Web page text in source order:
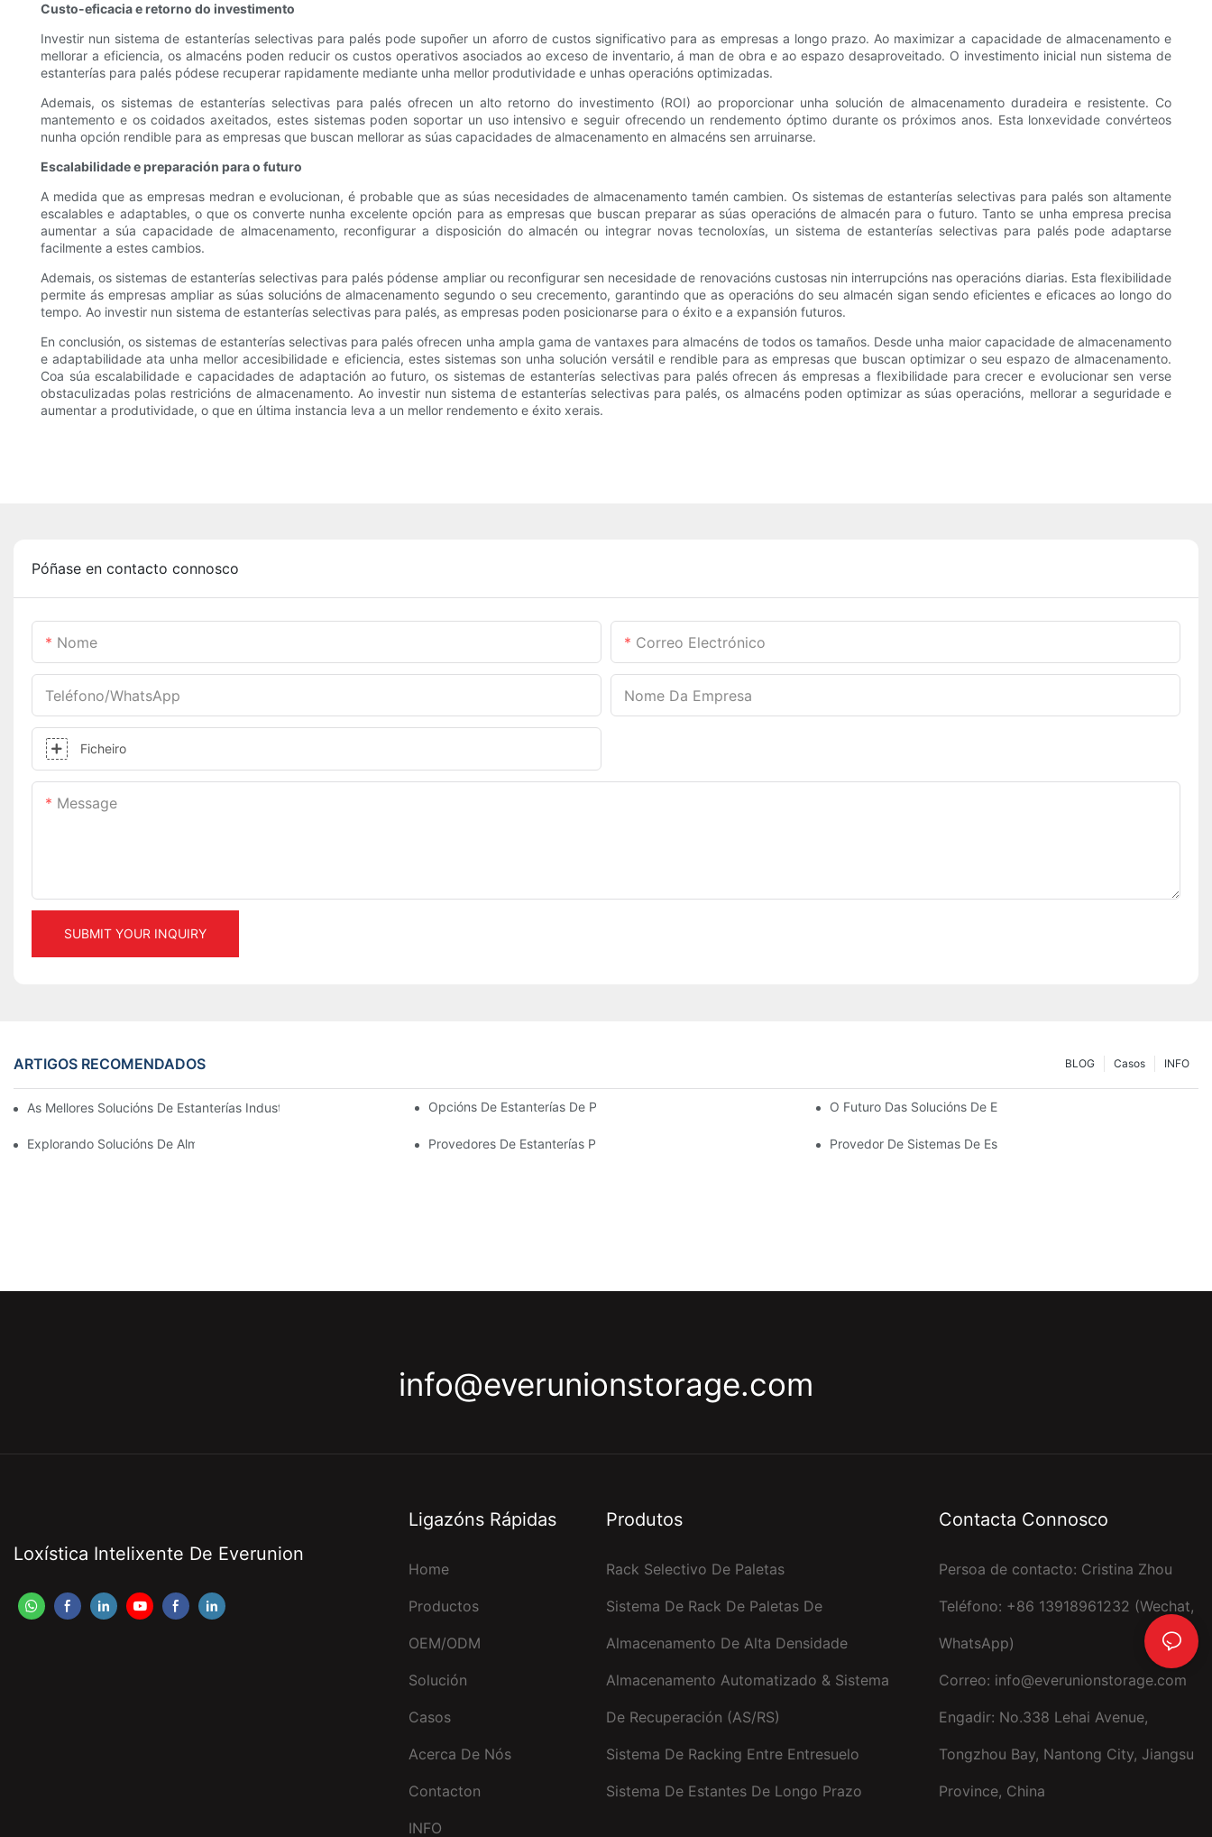
Custo-eficacia e retorno do investimento
Investir nun sistema de estanterías selectivas para palés pode supoñer un aforro de custos significativo para as empresas a longo prazo. Ao maximizar a capacidade de almacenamento e
mellorar a eficiencia, os almacéns poden reducir os custos operativos asociados ao exceso de inventario, á man de obra e ao espazo desaproveitado. O investimento inicial nun sistema de
estanterías para palés pódese recuperar rapidamente mediante unha mellor produtividade e unhas operacións optimizadas.
Ademais, os sistemas de estanterías selectivas para palés ofrecen un alto retorno do investimento (ROI) ao proporcionar unha solución de almacenamento duradeira e resistente. Co
mantemento e os coidados axeitados, estes sistemas poden soportar un uso intensivo e seguir ofrecendo un rendemento óptimo durante os próximos anos. Esta lonxevidade convérteos
nunha opción rendible para as empresas que buscan mellorar as súas capacidades de almacenamento en almacéns sen arruinarse.
Escalabilidade e preparación para o futuro
A medida que as empresas medran e evolucionan, é probable que as súas necesidades de almacenamento tamén cambien. Os sistemas de estanterías selectivas para palés son altamente
escalables e adaptables, o que os converte nunha excelente opción para as empresas que buscan preparar as súas operacións de almacén para o futuro. Tanto se unha empresa precisa
aumentar a súa capacidade de almacenamento, reconfigurar a disposición do almacén ou integrar novas tecnoloxías, un sistema de estanterías selectivas para palés pode adaptarse
facilmente a estes cambios.
Ademais, os sistemas de estanterías selectivas para palés pódense ampliar ou reconfigurar sen necesidade de renovacións custosas nin interrupcións nas operacións diarias. Esta flexibilidade
permite ás empresas ampliar as súas solucións de almacenamento segundo o seu crecemento, garantindo que as operacións do seu almacén sigan sendo eficientes e eficaces ao longo do
tempo. Ao investir nun sistema de estanterías selectivas para palés, as empresas poden posicionarse para o éxito e a expansión futuros.
En conclusión, os sistemas de estanterías selectivas para palés ofrecen unha ampla gama de vantaxes para almacéns de todos os tamaños. Desde unha maior capacidade de almacenamento
e adaptabilidade ata unha mellor accesibilidade e eficiencia, estes sistemas son unha solución versátil e rendible para as empresas que buscan optimizar o seu espazo de almacenamento.
Coa súa escalabilidade e capacidades de adaptación ao futuro, os sistemas de estanterías selectivas para palés ofrecen ás empresas a flexibilidade para crecer e evolucionar sen verse
obstaculizadas polas restricións de almacenamento. Ao investir nun sistema de estanterías selectivas para palés, os almacéns poden optimizar as súas operacións, mellorar a seguridade e
aumentar a produtividade, o que en última instancia leva a un mellor rendemento e éxito xerais.
Póñase en contacto connosco
Nome Correo Electrónico
Teléfono/WhatsApp Nome Da Empresa
Ficheiro
Message
SUBMIT YOUR INQUIRY
ARTIGOS RECOMENDADOS INFO
Casos
BLOG
As Mellores Solucións De Estanterías Industriais Para Unha Xestión Eficiente Do AlmacénOpcións De Estanterías De Palés Personalizadas: Adaptando As Túas Necesidades De Almacenamento
O Futuro Das Solucións De Estanterías Para Palés: Tendencias
Explorando Solucións De Almacenamento Eficaces Para Todos Os SectoresProvedores De Estanterías Para Almacéns: Que Buscar Provedor De Sistemas De Estanterías: Factores Clave Para
info@everunionstorage.com
Loxística Intelixente De Everunion
Ligazóns Rápidas
Home
Productos
OEM/ODM
Solución
Casos
Acerca De Nós
Contacton
INFO
Produtos
Rack Selectivo De Paletas
Sistema De Rack De Paletas De
Almacenamento De Alta Densidade
Almacenamento Automatizado & Sistema
De Recuperación (AS/RS)
Sistema De Racking Entre Entresuelo
Sistema De Estantes De Longo Prazo
Contacta Connosco
Persoa de contacto: Cristina Zhou
Teléfono: +86 13918961232 (Wechat,
WhatsApp)
Correo: info@everunionstorage.com
Engadir: No.338 Lehai Avenue,
Tongzhou Bay, Nantong City, Jiangsu
Province, China